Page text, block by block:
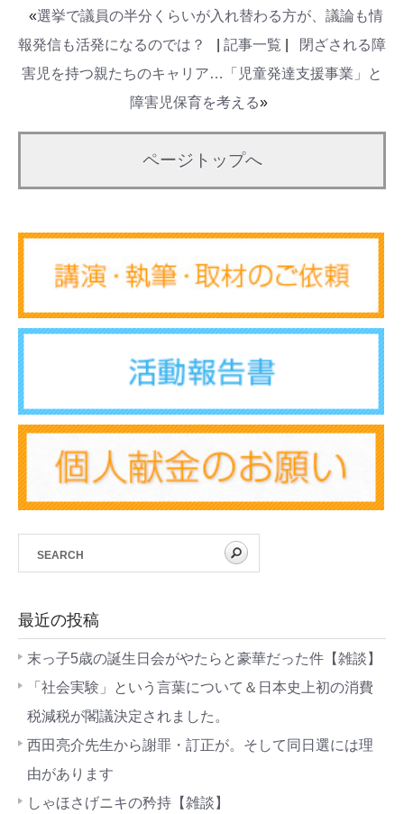
«選挙で議員の半分くらいが入れ替わる方が、議論も情
報発信も活発になるのでは？
記事一覧
閉ざされる障
害児を持つ親たちのキャリア…「児童発達支援事業」と
障害児保育を考える»
ページトップへ
最近の投稿
末っ子5歳の誕生日会がやたらと豪華だった件【雑談】
「社会実験」という言葉について＆日本史上初の消費
税減税が閣議決定されました。
西田亮介先生から謝罪・訂正が。そして同日選には理
由があります
しゃほさげニキの矜持【雑談】